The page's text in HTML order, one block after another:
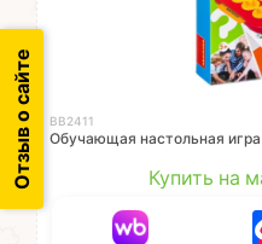
ВВ2411
Обучающая настольная
Купить на
Отзыв о сайте